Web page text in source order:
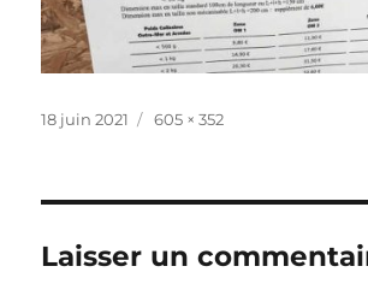
Publié
18 juin 2021
Taille
605 × 352
Laisser un